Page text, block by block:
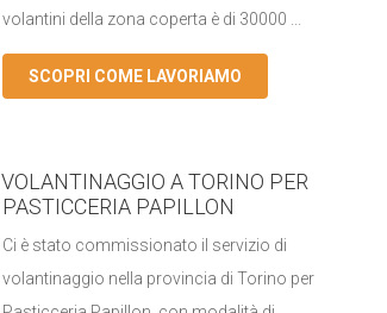
volantini della zona coperta è di 30000 ...
SCOPRI COME LAVORIAMO
VOLANTINAGGIO A TORINO PER
PASTICCERIA PAPILLON
Ci è stato commissionato il servizio di
volantinaggio nella provincia di Torino per